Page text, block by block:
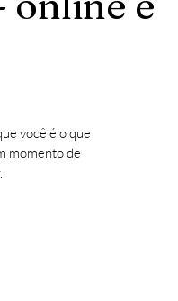
você é o que
momento de